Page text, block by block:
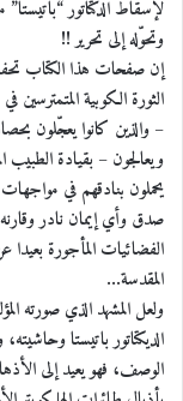
لإسقاط الدكتاتور
وتحوّله إلى تحرير !!
إن صفحات هذا الكتاب
الثورة الكوبية
– والذين كانوا يعجّلون
ويعالجون – بقيادة الطبيب
يحملون بنادقهم في
صدق وأي إيمان نادر
الفضائيات المأجورة بعيدا
المقدسة…
ولعل المشهد الذي صورته
الديكتاتور باتيستا
الوصف، فهو يعيد إلى